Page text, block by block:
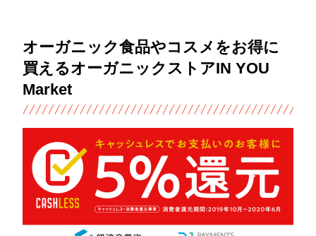
オーガニック食品やコスメをお得に
買えるオーガニックストアIN YOU
Market